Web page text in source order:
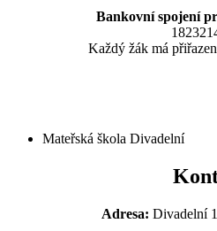
Bankovní spojení
Každý žák má
Mateřská škola Divadelní
Adresa: Divadelní